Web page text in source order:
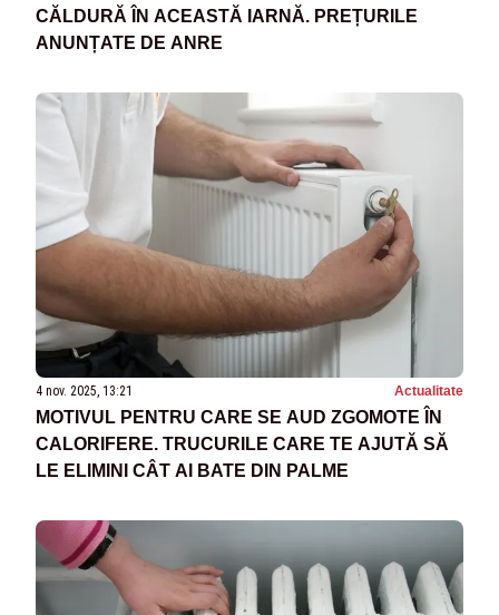
CĂLDURĂ ÎN ACEASTĂ IARNĂ. PREȚURILE
ANUNȚATE DE ANRE
4 nov. 2025, 13:21 Actualitate
MOTIVUL PENTRU CARE SE AUD ZGOMOTE ÎN
CALORIFERE. TRUCURILE CARE TE AJUTĂ SĂ
LE ELIMINI CÂT AI BATE DIN PALME